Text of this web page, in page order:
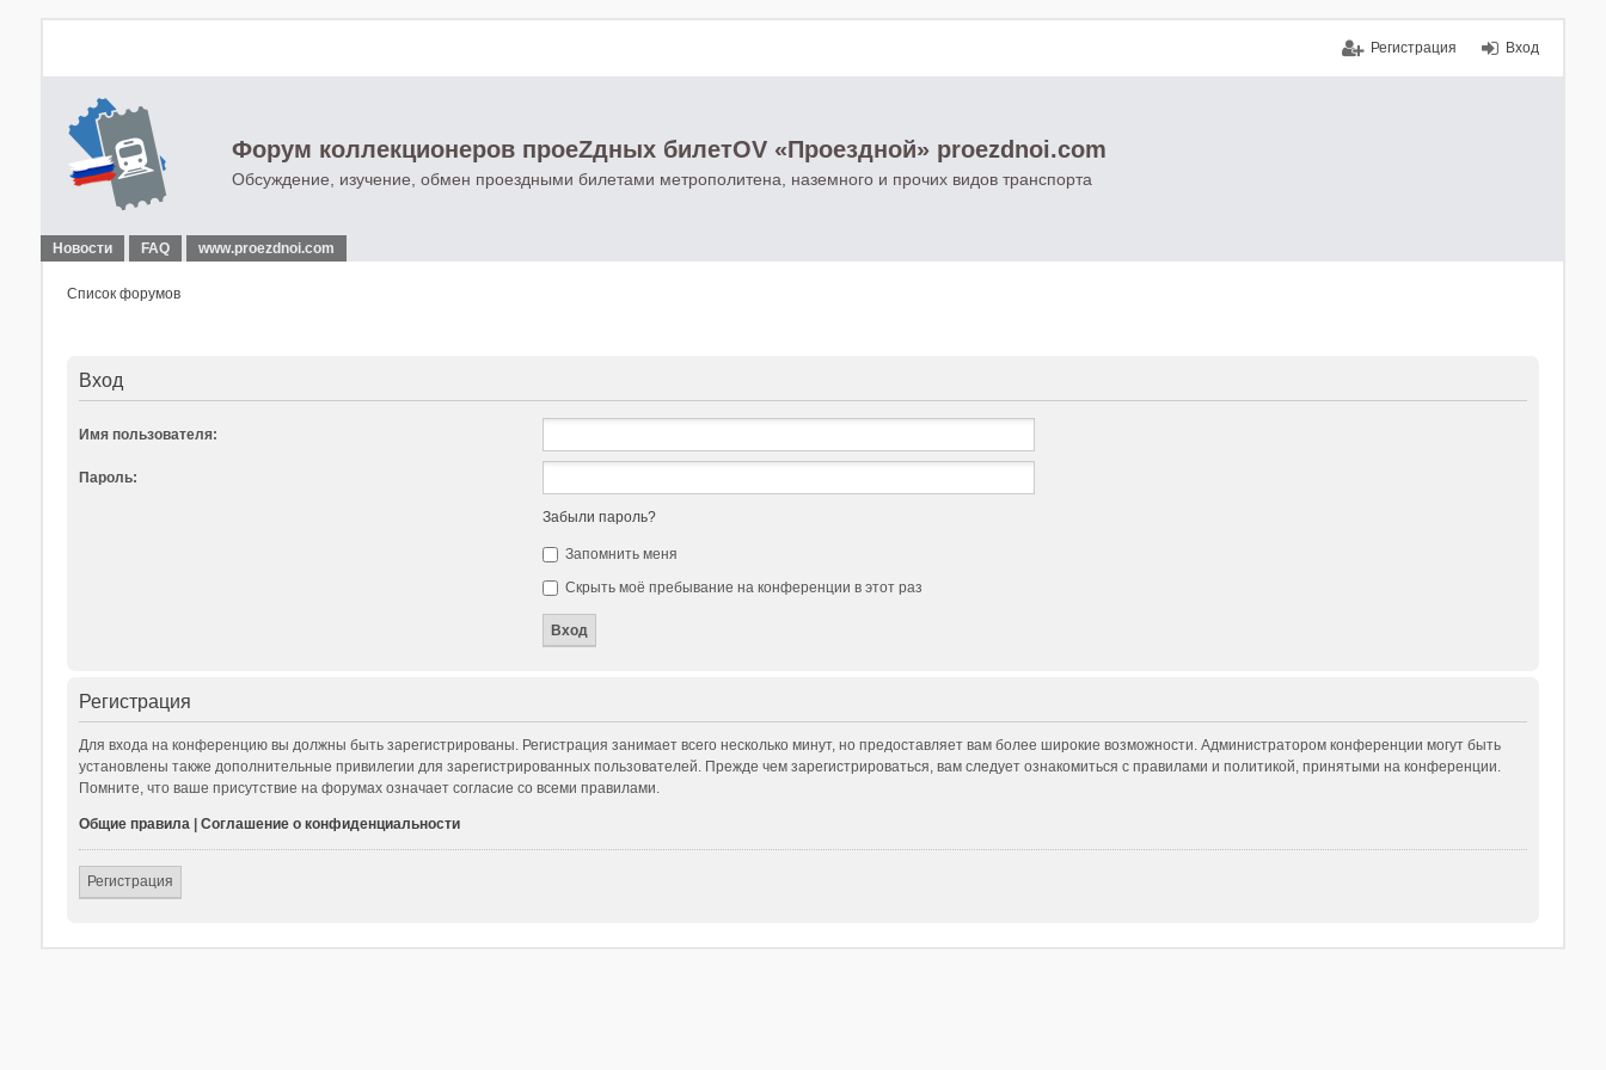
Вход
Регистрация
Новости FAQ www.proezdnoi.com
Форум коллекционеров проеZдных билетOV «Проездной» proezdnoi.com
Обсуждение, изучение, обмен проездными билетами метрополитена, наземного и прочих видов транспорта
Список форумов
Вход
Имя пользователя:
Пароль:
Забыли пароль?
Запомнить меня
Скрыть моё пребывание на конференции в этот раз
Регистрация
Для входа на конференцию вы должны быть зарегистрированы. Регистрация занимает всего несколько минут, но предоставляет вам более широкие возможности. Администратором конференции могут быть
установлены также дополнительные привилегии для зарегистрированных пользователей. Прежде чем зарегистрироваться, вам следует ознакомиться с правилами и политикой, принятыми на конференции.
Помните, что ваше присутствие на форумах означает согласие со всеми правилами.
Общие правила| Соглашение о конфиденциальности
Регистрация